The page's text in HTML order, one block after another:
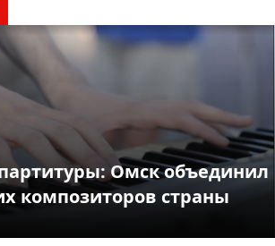
Омск объединил
композиторов страны